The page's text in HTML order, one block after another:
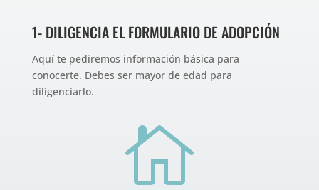
1- DILIGENCIA EL FORMULARIO DE ADOPCIÓN
Aquí te pediremos información básica para
conocerte. Debes ser mayor de edad para
diligenciarlo.
